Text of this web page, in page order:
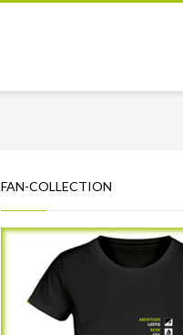
FAN-COLLECTION